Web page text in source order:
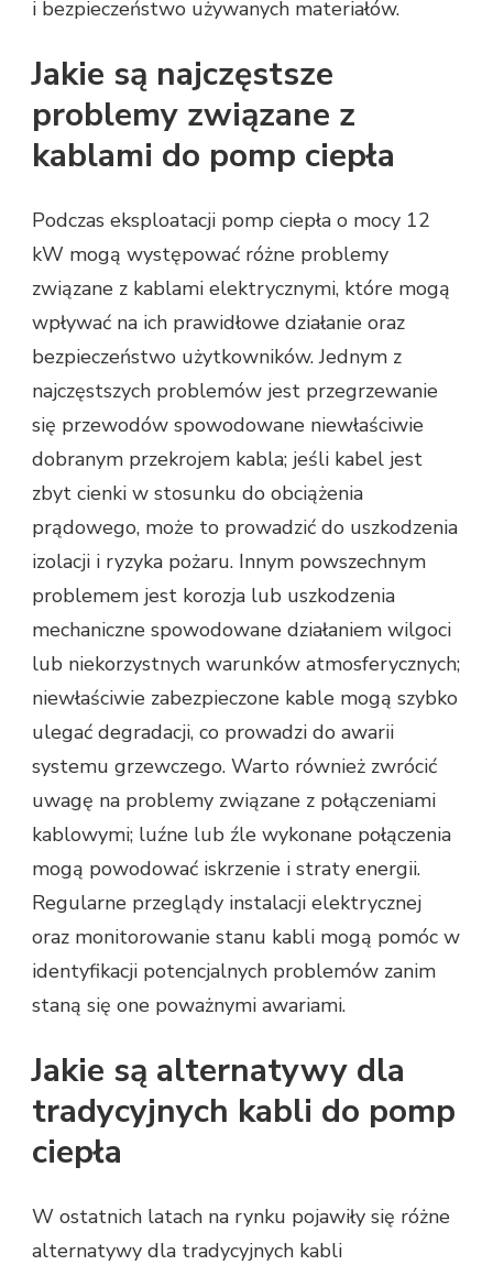
i bezpieczeństwo używanych materiałów.
Jakie są najczęstsze
problemy związane z
kablami do pomp ciepła
Podczas eksploatacji pomp ciepła o mocy 12
kW mogą występować różne problemy
związane z kablami elektrycznymi, które mogą
wpływać na ich prawidłowe działanie oraz
bezpieczeństwo użytkowników. Jednym z
najczęstszych problemów jest przegrzewanie
się przewodów spowodowane niewłaściwie
dobranym przekrojem kabla; jeśli kabel jest
zbyt cienki w stosunku do obciążenia
prądowego, może to prowadzić do uszkodzenia
izolacji i ryzyka pożaru. Innym powszechnym
problemem jest korozja lub uszkodzenia
mechaniczne spowodowane działaniem wilgoci
lub niekorzystnych warunków atmosferycznych;
niewłaściwie zabezpieczone kable mogą szybko
ulegać degradacji, co prowadzi do awarii
systemu grzewczego. Warto również zwrócić
uwagę na problemy związane z połączeniami
kablowymi; luźne lub źle wykonane połączenia
mogą powodować iskrzenie i straty energii.
Regularne przeglądy instalacji elektrycznej
oraz monitorowanie stanu kabli mogą pomóc w
identyfikacji potencjalnych problemów zanim
staną się one poważnymi awariami.
Jakie są alternatywy dla
tradycyjnych kabli do pomp
ciepła
W ostatnich latach na rynku pojawiły się różne
alternatywy dla tradycyjnych kabli